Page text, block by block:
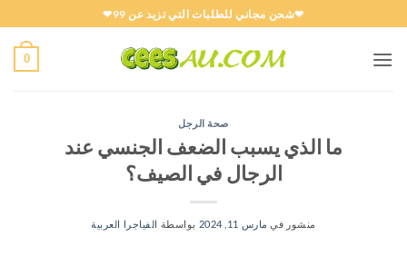
للمحتوى
❤شحن مجاني للطلبات التي تزيد عن 99❤
0
صحة الرجل
ما الذي يسبب الضعف الجنسي عند
الرجال في الصيف؟
منشور في مارس 11, 2024 بواسطة الفياجرا العربية